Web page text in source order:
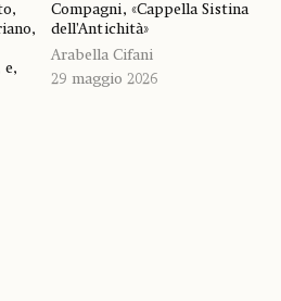
e,
Compagni, «Cappella Sistina
dell’Antichità»
Arabella Cifani
29 maggio 2026